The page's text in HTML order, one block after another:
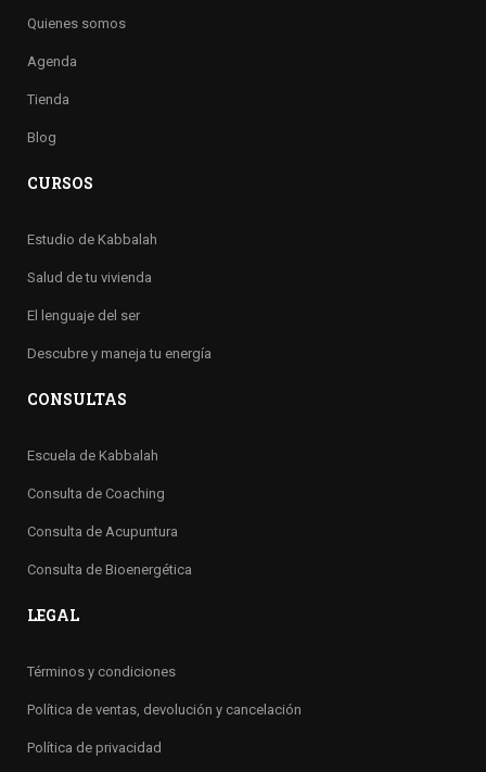
Quienes somos
Agenda
Tienda
Blog
CURSOS
Estudio de Kabbalah
Salud de tu vivienda
El lenguaje del ser
Descubre y maneja tu energía
CONSULTAS
Escuela de Kabbalah
Consulta de Coaching
Consulta de Acupuntura
Consulta de Bioenergética
LEGAL
Términos y condiciones
Política de ventas, devolución y cancelación
Política de privacidad